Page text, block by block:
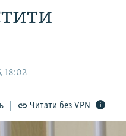
18:02
Читати без VPN